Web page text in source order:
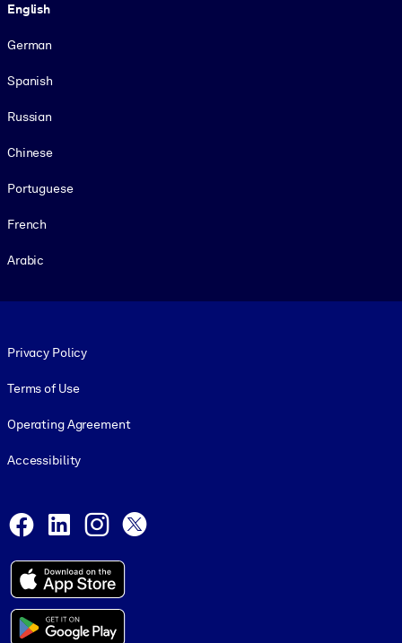
English
German
Spanish
Russian
Chinese
Portuguese
French
Arabic
Privacy Policy
Terms of Use
Operating Agreement
Accessibility
Facebook
LinkedInInstagram